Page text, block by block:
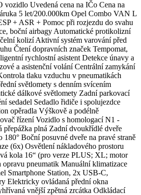
Uvedená cena na IČo Cena na
5 let/200.000km Opel Combo VAN L
+ ASR + Pomoc při rozjezdu do svahu
boční airbagy Automatické protikolizní
kolizí Aktivní systém varování před
Čtení dopravních značek Tempomat,
rychlostní asistent Detekce únavy a
a asistenční volání Centrální zamykání
tlaku vzduchu v pneumatikách
světlomety s denním svícením
dálkové světlomety Zadní parkovací
sedadel Sedadlo řidiče i spolujezdce
opěradla Výškově a podélně
řízení Vozidlo s homologací N1 -
plná Zadní dvoukřídlé dveře
180° Boční posuvné dveře na pravé straně
(6x) Osvětlení nákladového prostoru
kola 16“ (pro verze PLUS; XL; motor
opravu pneumatik Manuální klimatizace
Smartphone Station, 2x USB-C,
Elektricky ovládaná přední okna
vnější zpětná zrcátka Odkládací